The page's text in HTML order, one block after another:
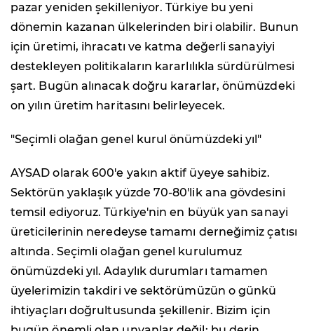
pazar yeniden şekilleniyor. Türkiye bu yeni
dönemin kazanan ülkelerinden biri olabilir. Bunun
için üretimi, ihracatı ve katma değerli sanayiyi
destekleyen politikaların kararlılıkla sürdürülmesi
şart. Bugün alınacak doğru kararlar, önümüzdeki
on yılın üretim haritasını belirleyecek.
"Seçimli olağan genel kurul önümüzdeki yıl"
AYSAD olarak 600'e yakın aktif üyeye sahibiz.
Sektörün yaklaşık yüzde 70-80'lik ana gövdesini
temsil ediyoruz. Türkiye'nin en büyük yan sanayi
üreticilerinin neredeyse tamamı derneğimiz çatısı
altında. Seçimli olağan genel kurulumuz
önümüzdeki yıl. Adaylık durumları tamamen
üyelerimizin takdiri ve sektörümüzün o günkü
ihtiyaçları doğrultusunda şekillenir. Bizim için